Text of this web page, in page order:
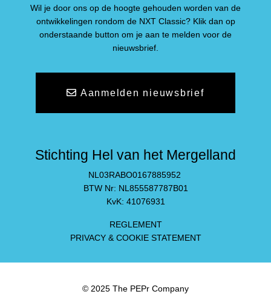
Wil je door ons op de hoogte gehouden worden van de
ontwikkelingen rondom de NXT Classic? Klik dan op
onderstaande button om je aan te melden voor de
nieuwsbrief.
Aanmelden nieuwsbrief
Stichting Hel van het Mergelland
NL03RABO0167885952
BTW Nr: NL855587787B01
KvK: 41076931
REGLEMENT
PRIVACY & COOKIE STATEMENT
© 2025 The PEPr Company